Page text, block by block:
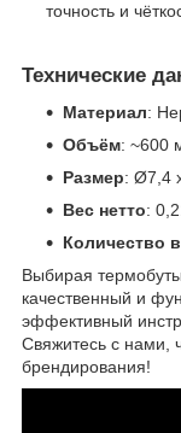
точность и
Технические
Материал:
Объём: ~600
Размер: Ø7,4
Вес нетто:
Количество
Выбирая
качественный и
эффективный
Свяжитесь с нами,
брендирования!